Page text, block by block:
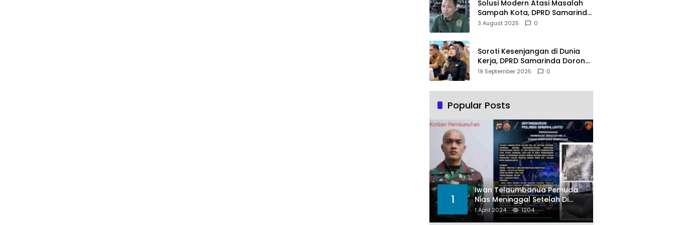
Solusi Modern Atasi Masalah
Sampah Kota, DPRD Samarinda
Dukung Penuh Proyek PLTSA
3 August 2025 0
Soroti Kesenjangan di Dunia
Kerja, DPRD Samarinda Dorong
Pemkot Gencarkan
19 September 2025 0
Popular Posts
1
Iwan Telaumbanua Pemuda
Nias Meninggal Setelah Di
Habisi Oknum TNI AL
1 April 2024 1204